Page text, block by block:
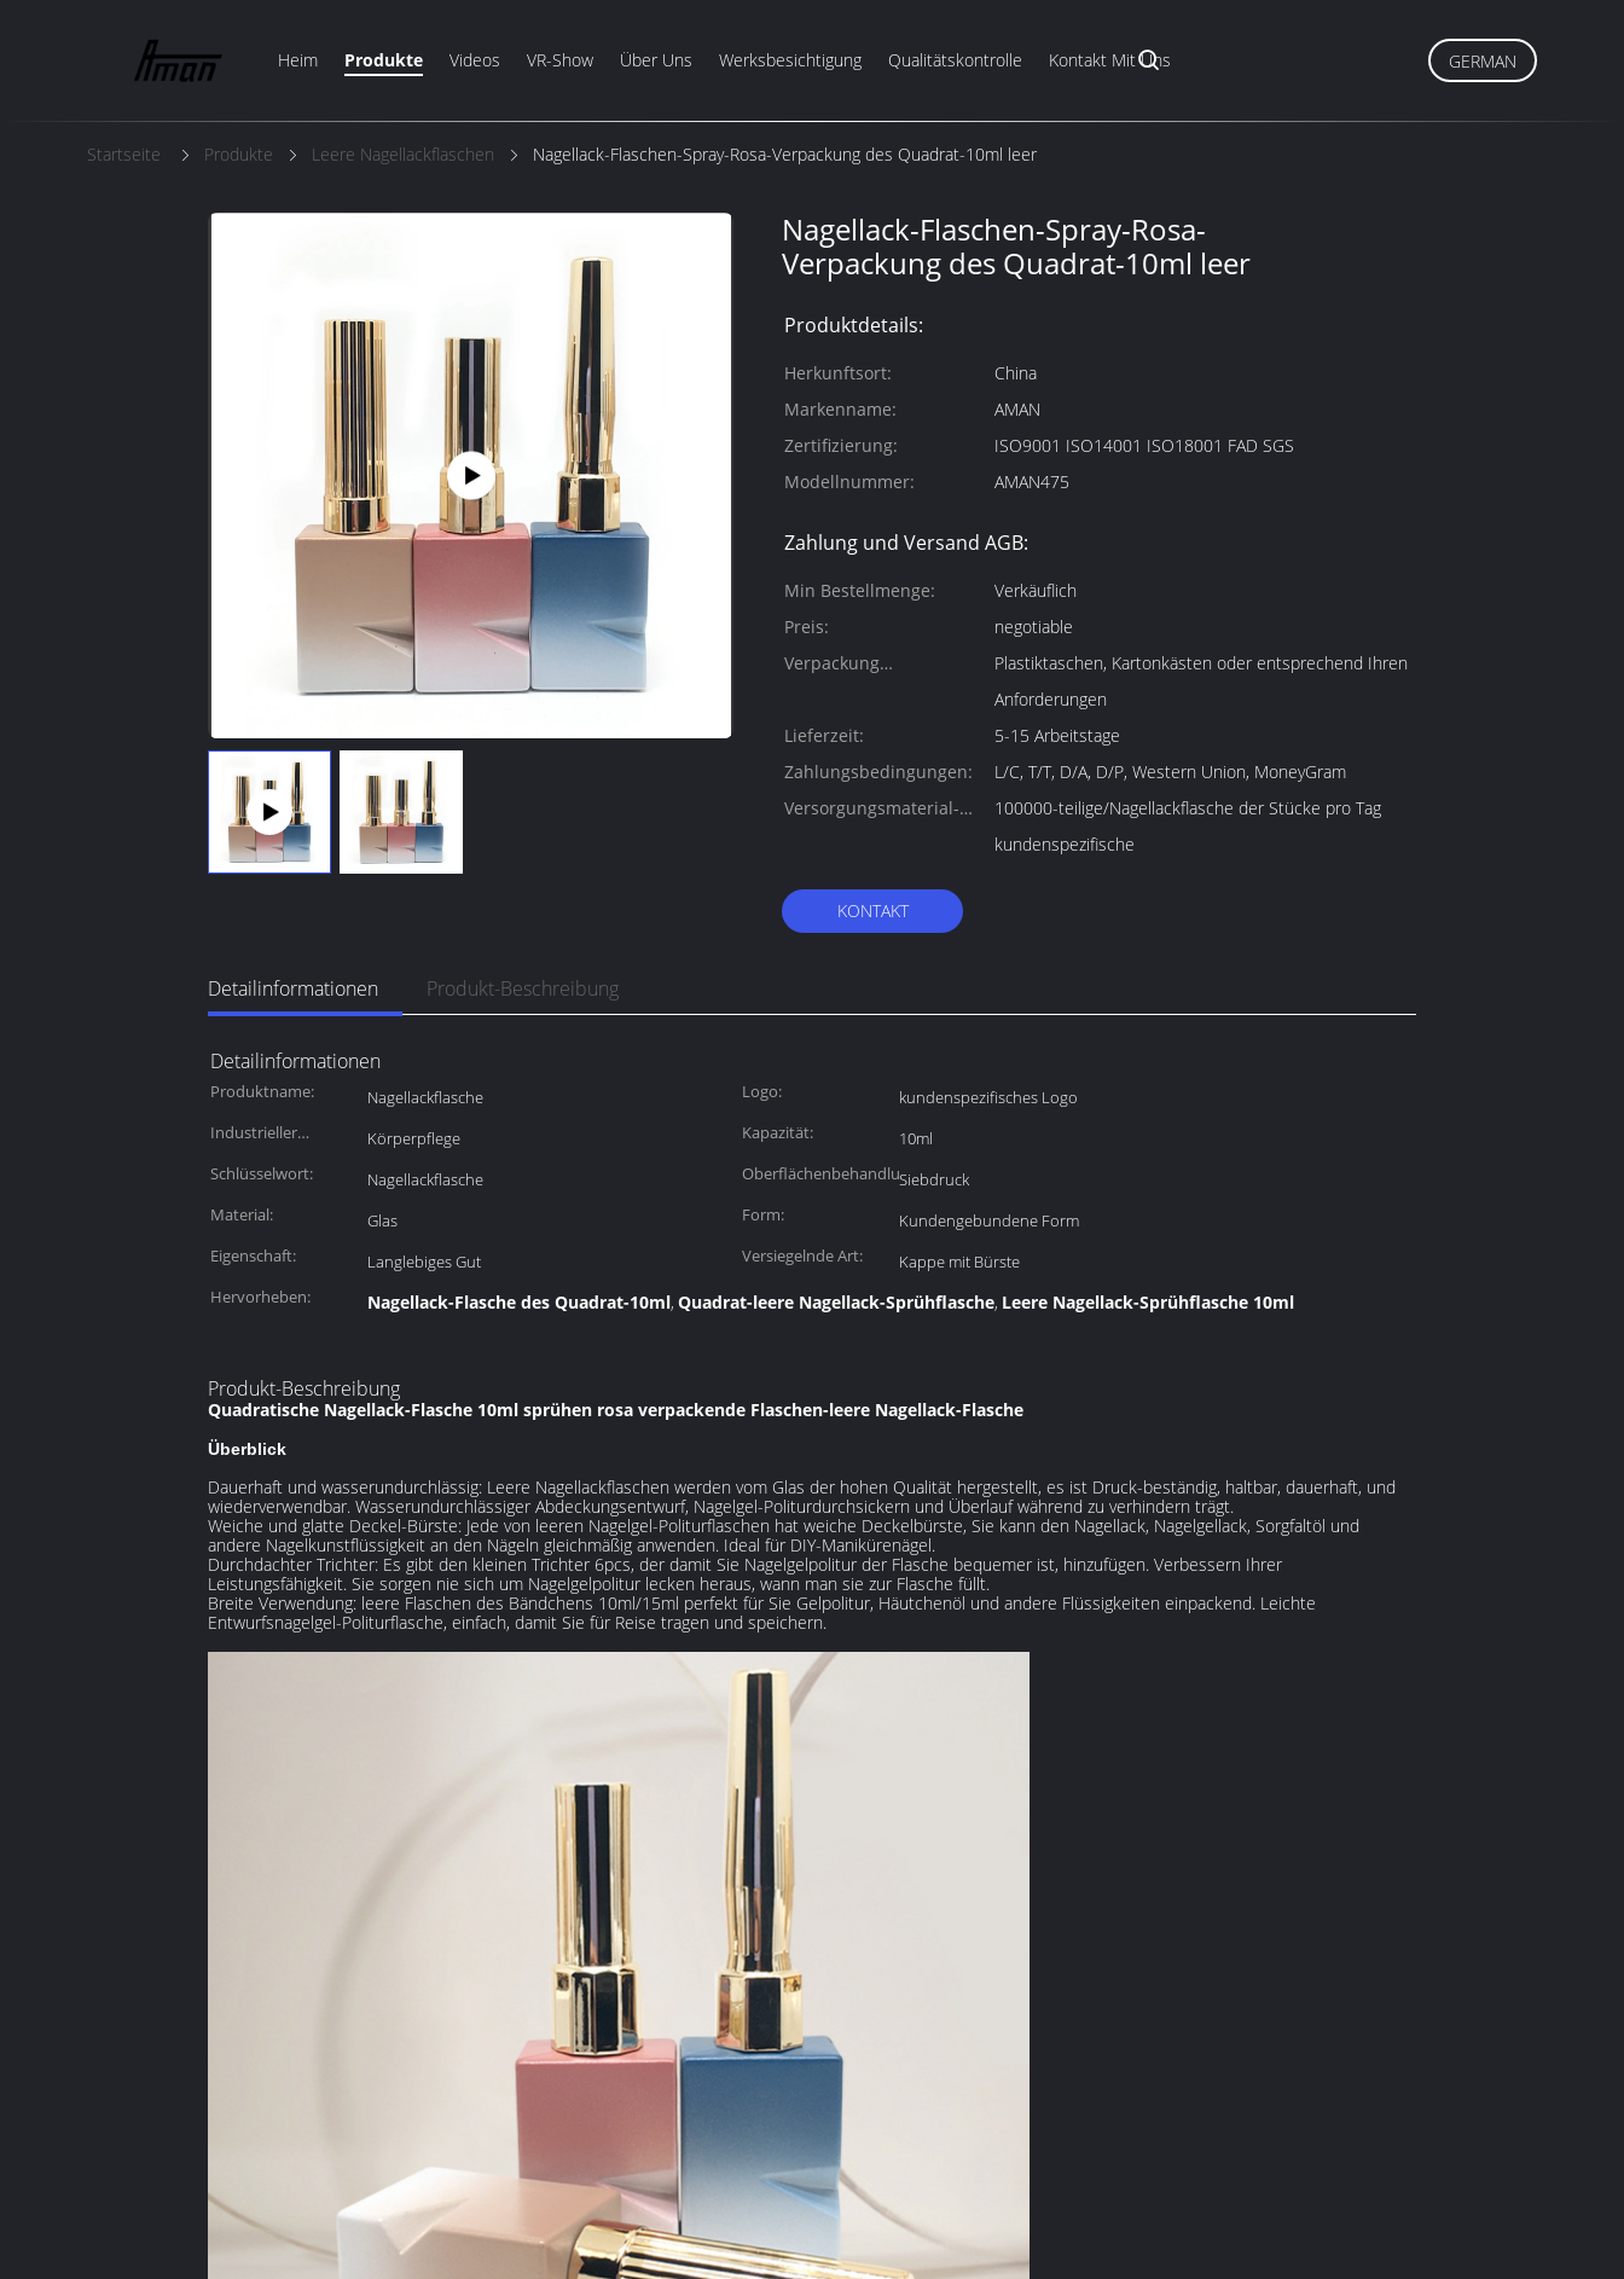
Heim Produkte Videos VR-Show Über Uns Werksbesichtigung Qualitätskontrolle Kontakt Mit Uns GERMAN
Startseite Produkte Leere Nagellackflaschen Nagellack-Flaschen-Spray-Rosa-Verpackung des Quadrat-10ml leer
Nagellack-Flaschen-Spray-Rosa-
Verpackung des Quadrat-10ml leer
Produktdetails:
Herkunftsort:
China
Markenname:
AMAN
Zertifizierung:
ISO9001 ISO14001 ISO18001 FAD SGS
Modellnummer:
AMAN475
Zahlung und Versand AGB:
Min Bestellmenge:
Verkäuflich
Preis:
negotiable
Verpackung
Plastiktaschen, Kartonkästen oder entsprechend Ihren
Anforderungen
Lieferzeit:
5-15 Arbeitstage
Zahlungsbedingungen:
L/C, T/T, D/A, D/P, Western Union, MoneyGram
Versorgungsmaterial-
100000-teilige/Nagellackflasche der Stücke pro Tag
kundenspezifische
KONTAKT
Detailinformationen Produkt-Beschreibung
Detailinformationen
Produktname: Nagellackflasche Logo:
kundenspezifisches Logo
Industrieller
Körperpflege Kapazität:
10ml
Schlüsselwort:
Nagellackflasche Oberflächenbehandlung:Siebdruck
Material:
Glas Form:
Kundengebundene Form
Eigenschaft:
Langlebiges Gut Versiegelnde Art:
Kappe mit Bürste
Hervorheben:
Nagellack-Flasche des Quadrat-10ml, Quadrat-leere Nagellack-Sprühflasche, Leere Nagellack-Sprühflasche 10ml
Produkt-Beschreibung
Quadratische Nagellack-Flasche 10ml sprühen rosa verpackende Flaschen-leere Nagellack-Flasche
Überblick
Dauerhaft und wasserundurchlässig: Leere Nagellackflaschen werden vom Glas der hohen Qualität hergestellt, es ist Druck-beständig, haltbar, dauerhaft, und
wiederverwendbar. Wasserundurchlässiger Abdeckungsentwurf, Nagelgel-Politurdurchsickern und Überlauf während zu verhindern trägt.
Weiche und glatte Deckel-Bürste: Jede von leeren Nagelgel-Politurflaschen hat weiche Deckelbürste, Sie kann den Nagellack, Nagelgellack, Sorgfaltöl und
andere Nagelkunstflüssigkeit an den Nägeln gleichmäßig anwenden. Ideal für DIY-Manikürenägel.
Durchdachter Trichter: Es gibt den kleinen Trichter 6pcs, der damit Sie Nagelgelpolitur der Flasche bequemer ist, hinzufügen. Verbessern Ihrer
Leistungsfähigkeit. Sie sorgen nie sich um Nagelgelpolitur lecken heraus, wann man sie zur Flasche füllt.
Breite Verwendung: leere Flaschen des Bändchens 10ml/15ml perfekt für Sie Gelpolitur, Häutchenöl und andere Flüssigkeiten einpackend. Leichte
Entwurfsnagelgel-Politurflasche, einfach, damit Sie für Reise tragen und speichern.